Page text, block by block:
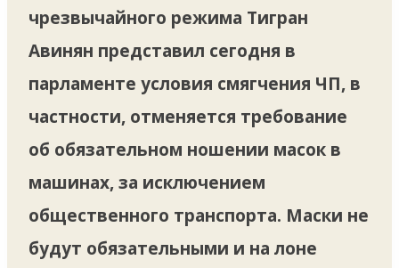
чрезвычайного режима Тигран
Авинян представил сегодня в
парламенте условия смягчения ЧП, в
частности, отменяется требование
об обязательном ношении масок в
машинах, за исключением
общественного транспорта. Маски не
будут обязательными и на лоне